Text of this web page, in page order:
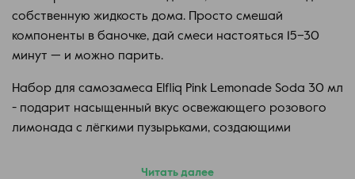
собственную жидкость дома. Просто смешай
компоненты в баночке, дай смеси настояться 15–30
минут — и можно парить.
Набор для самозамеса Elfliq Pink Lemonade Soda 30 мл
- подарит насыщенный вкус освежающего розового
лимонада с лёгкими пузырьками, создающими
Читать далее